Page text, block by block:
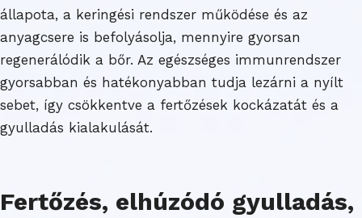
állapota, a keringési rendszer működése és az
anyagcsere is befolyásolja, mennyire gyorsan
regenerálódik a bőr. Az egészséges immunrendszer
gyorsabban és hatékonyabban tudja lezárni a nyílt
sebet, így csökkentve a fertőzések kockázatát és a
gyulladás kialakulását.
Fertőzés, elhúzódó gyulladás,